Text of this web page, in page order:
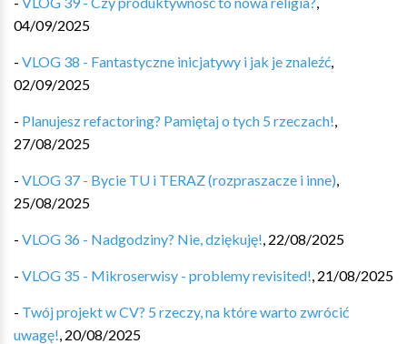
04/09/2025
- VLOG 38 - Fantastyczne inicjatywy i jak je znaleźć,
02/09/2025
- Planujesz refactoring? Pamiętaj o tych 5 rzeczach!,
27/08/2025
- VLOG 37 - Bycie TU i TERAZ (rozpraszacze i inne),
25/08/2025
- VLOG 36 - Nadgodziny? Nie, dziękuję!, 22/08/2025
- VLOG 35 - Mikroserwisy - problemy revisited!, 21/08/2025
- Twój projekt w CV? 5 rzeczy, na które warto zwrócić
uwagę!, 20/08/2025